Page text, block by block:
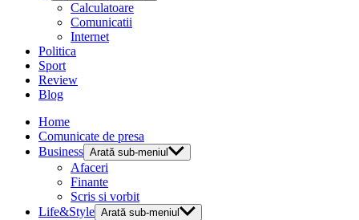
Calculatoare
Comunicatii
Internet
Politica
Sport
Review
Blog
Home
Comunicate de presa
Business Arată sub-meniul
Afaceri
Finante
Scris si vorbit
Life&Style Arată sub-meniul